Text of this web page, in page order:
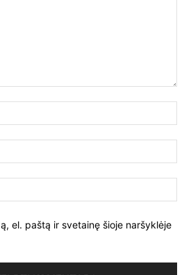
el. paštą ir svetainę šioje naršyklėje